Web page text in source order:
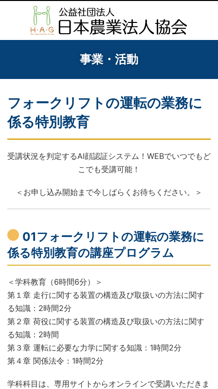
事業・活動
フォークリフトの運転の業務に
係る特別教育
受講状況を判定するAI顔認証システム！WEBでいつでもど
こでも受講可能！
＜お申し込み開始まで今しばらくお待ちください。＞
01フォークリフトの運転の業務に
係る特別教育の講座プログラム
＜学科教育（6時間6分）＞
第１章 走行に関する装置の構造及び取扱いの方法に関す
る知識：2時間2分
第２章 荷役に関する装置の構造及び取扱いの方法に関す
る知識：2時間
第３章 運転に必要な力学に関する知識：1時間2分
第４章 関係法令：1時間2分
学科科目は、専用サイトからオンラインで受講いただきま